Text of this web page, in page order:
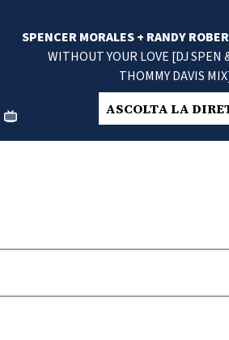
SPENCER MORALES + RANDY
WITHOUT YOUR LOVE [DJ SPEN
THOMMY DAVIS
ASCOLTA LA